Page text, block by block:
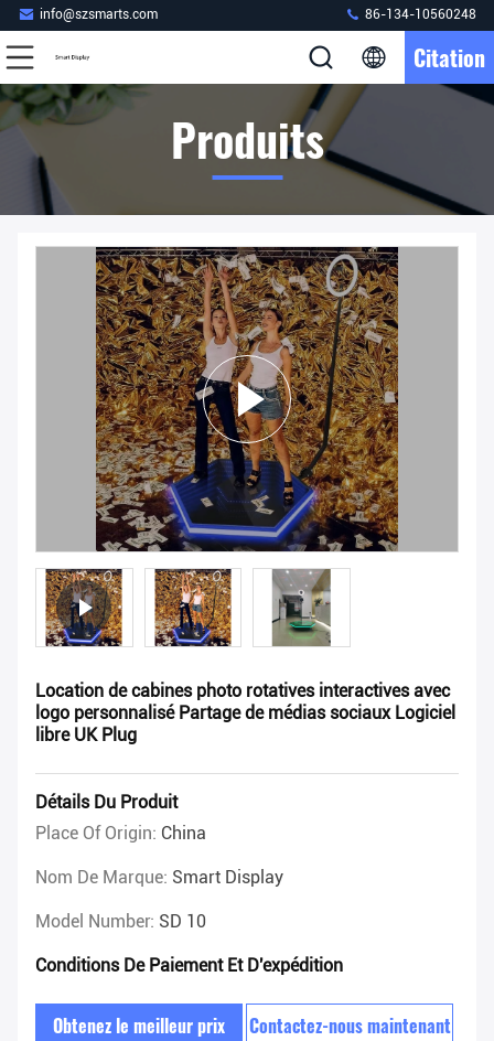
info@szsmarts.com 86-134-10560248
Citation
Produits
Location de cabines photo rotatives interactives avec
logo personnalisé Partage de médias sociaux Logiciel
libre UK Plug
Détails Du Produit
Place Of Origin: China
Nom De Marque: Smart Display
Model Number: SD 10
Conditions De Paiement Et D'expédition
Obtenez le meilleur prix Contactez-nous maintenant